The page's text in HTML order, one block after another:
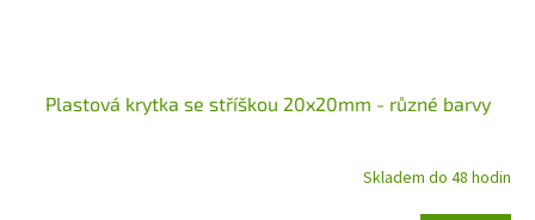
Plastová krytka se stříškou 20x20mm - různé barvy
Skladem do 48 hodin